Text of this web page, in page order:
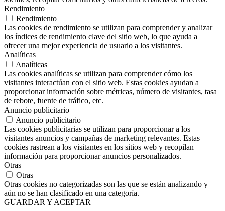
Rendimiento
Rendimiento
Las cookies de rendimiento se utilizan para comprender y analizar
los índices de rendimiento clave del sitio web, lo que ayuda a
ofrecer una mejor experiencia de usuario a los visitantes.
Analíticas
Analíticas
Las cookies analíticas se utilizan para comprender cómo los
visitantes interactúan con el sitio web. Estas cookies ayudan a
proporcionar información sobre métricas, número de visitantes, tasa
de rebote, fuente de tráfico, etc.
Anuncio publicitario
Anuncio publicitario
Las cookies publicitarias se utilizan para proporcionar a los
visitantes anuncios y campañas de marketing relevantes. Estas
cookies rastrean a los visitantes en los sitios web y recopilan
información para proporcionar anuncios personalizados.
Otras
Otras
Otras cookies no categorizadas son las que se están analizando y
aún no se han clasificado en una categoría.
GUARDAR Y ACEPTAR